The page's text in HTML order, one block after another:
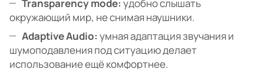
Transparency mode: удобно слышать
окружающий мир, не снимая наушники.
Adaptive Audio: умная адаптация звучания и
шумоподавления под ситуацию делает
использование ещё комфортнее.